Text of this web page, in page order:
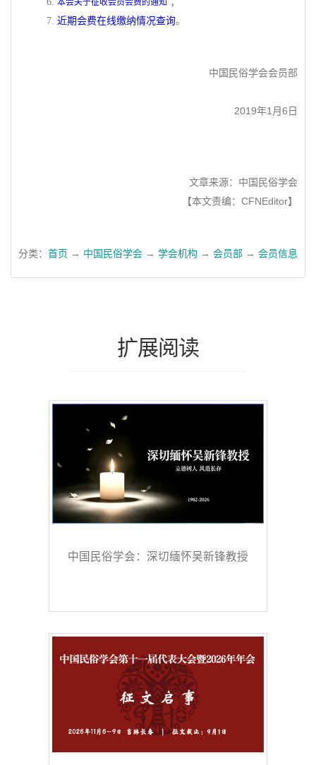
本会关于征收会员会费的通知
7. 近期会费在线缴纳情况查询。
中国民俗学会会员部
2019年1月6日
文章来源：中国民俗学会
【本文责编：CFNEditor】
分类： 首页 → 中国民俗学会 → 学会机构 → 会员部 → 会员信息
扩展阅读
中国民俗学会：深切缅怀吴新锋教授